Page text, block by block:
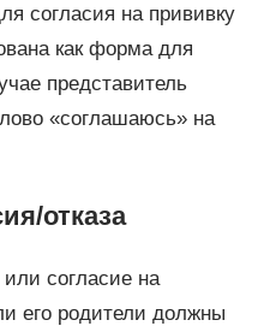
согласия на прививку
как форма для
представитель
«соглашаюсь» на
отказа
согласие на
его родители должны